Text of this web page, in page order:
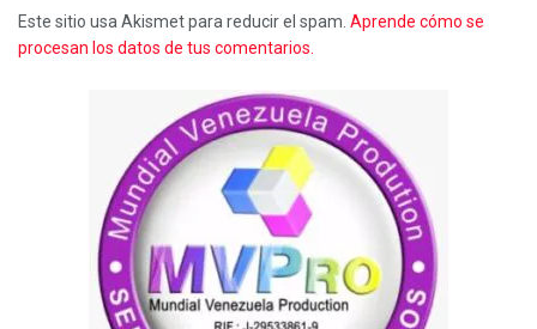
Este sitio usa Akismet para reducir el spam. Aprende cómo se
procesan los datos de tus comentarios.